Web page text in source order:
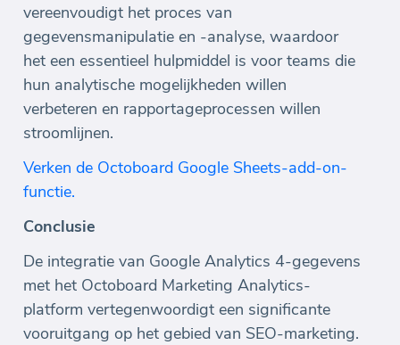
vereenvoudigt het proces van
gegevensmanipulatie en -analyse, waardoor
het een essentieel hulpmiddel is voor teams die
hun analytische mogelijkheden willen
verbeteren en rapportageprocessen willen
stroomlijnen.
Verken de Octoboard Google Sheets-add-on-
functie.
Conclusie
De integratie van Google Analytics 4-gegevens
met het Octoboard Marketing Analytics-
platform vertegenwoordigt een significante
vooruitgang op het gebied van SEO-marketing.